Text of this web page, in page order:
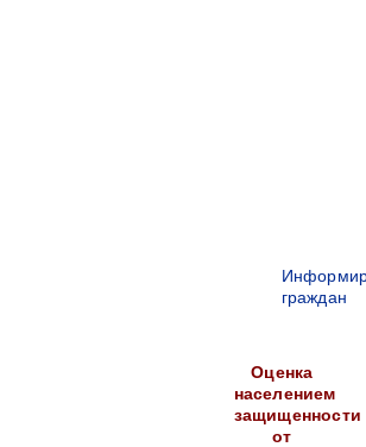
граждан
Оценка
населением
защищенности
от